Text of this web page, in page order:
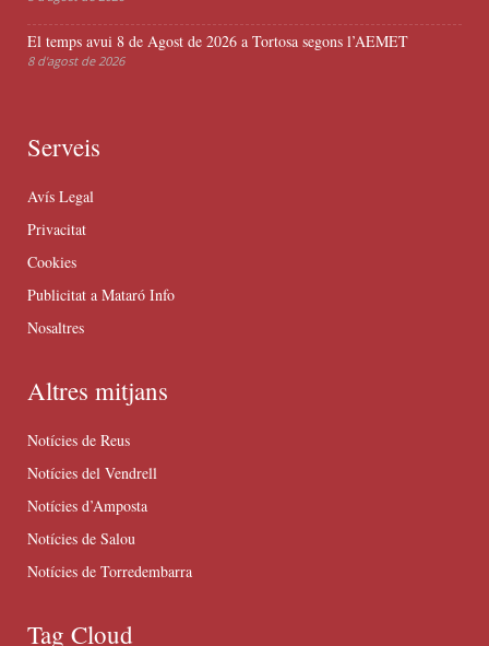
El temps avui 8 de Agost de 2026 a Tortosa segons l’AEMET
8 d'agost de 2026
Serveis
Avís Legal
Privacitat
Cookies
Publicitat a Mataró Info
Nosaltres
Altres mitjans
Notícies de Reus
Notícies del Vendrell
Notícies d’Amposta
Notícies de Salou
Notícies de Torredembarra
Tag Cloud